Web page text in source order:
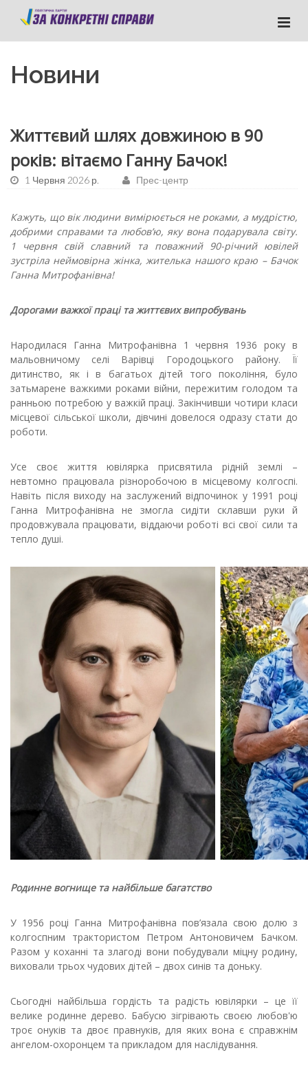
Новини
Життєвий шлях довжиною в 90
років: вітаємо Ганну Бачок!
1 Червня 2026 р. Прес-центр
Кажуть, що вік людини вимірюється не роками, а мудрістю,
добрими справами та любов’ю, яку вона подарувала світу.
1 червня свій славний та поважний 90-річний ювілей
зустріла неймовірна жінка, жителька нашого краю – Бачок
Ганна Митрофанівна!
Дорогами важкої праці та життєвих випробувань
Народилася Ганна Митрофанівна 1 червня 1936 року в
мальовничому селі Варівці Городоцького району. Її
дитинство, як і в багатьох дітей того покоління, було
затьмарене важкими роками війни, пережитим голодом та
ранньою потребою у важкій праці. Закінчивши чотири класи
місцевої сільської школи, дівчині довелося одразу стати до
роботи.
Усе своє життя ювілярка присвятила рідній землі –
невтомно працювала різноробочою в місцевому колгоспі.
Навіть після виходу на заслужений відпочинок у 1991 році
Ганна Митрофанівна не змогла сидіти склавши руки й
продовжувала працювати, віддаючи роботі всі свої сили та
тепло душі.
Родинне вогнище та найбільше багатство
У 1956 році Ганна Митрофанівна пов’язала свою долю з
колгоспним трактористом Петром Антоновичем Бачком.
Разом у коханні та злагоді вони побудували міцну родину,
виховали трьох чудових дітей – двох синів та доньку.
Сьогодні найбільша гордість та радість ювілярки – це її
велике родинне дерево. Бабусю зігрівають своєю любов'ю
троє онуків та двоє правнуків, для яких вона є справжнім
ангелом-охоронцем та прикладом для наслідування.